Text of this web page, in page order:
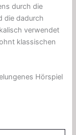
durch die
die dadurch
verwendet
klassischen
Hörspiel